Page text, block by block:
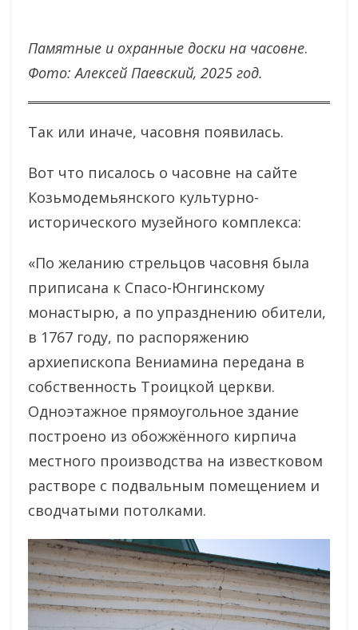
Памятные и охранные доски на часовне.
Фото: Алексей Паевский, 2025 год.
Так или иначе, часовня появилась.
Вот что писалось о часовне на сайте
Козьмодемьянского культурно-
исторического музейного комплекса:
«По желанию стрельцов часовня была
приписана к Спасо-Юнгинскому
монастырю, а по упразднению обители,
в 1767 году, по распоряжению
архиепископа Вениамина передана в
собственность Троицкой церкви.
Одноэтажное прямоугольное здание
построено из обожжённого кирпича
местного производства на известковом
растворе с подвальным помещением и
сводчатыми потолками.